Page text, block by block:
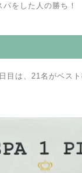
をした人の勝ち！
目は、21名がベス